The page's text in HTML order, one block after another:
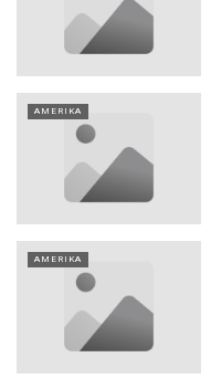
AMERIKA
AMERIKA